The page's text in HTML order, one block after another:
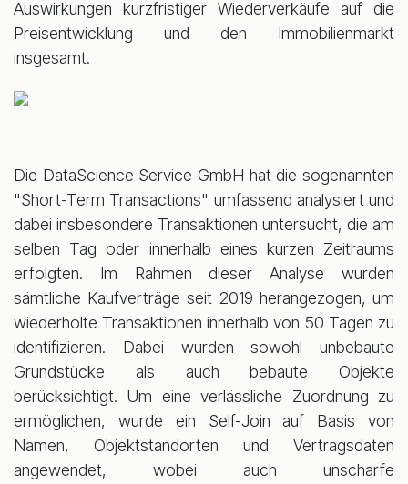
Auswirkungen kurzfristiger Wiederverkäufe auf die
Preisentwicklung und den Immobilienmarkt
insgesamt.
Die DataScience Service GmbH hat die sogenannten
"Short-Term Transactions" umfassend analysiert und
dabei insbesondere Transaktionen untersucht, die am
selben Tag oder innerhalb eines kurzen Zeitraums
erfolgten. Im Rahmen dieser Analyse wurden
sämtliche Kaufverträge seit 2019 herangezogen, um
wiederholte Transaktionen innerhalb von 50 Tagen zu
identifizieren. Dabei wurden sowohl unbebaute
Grundstücke als auch bebaute Objekte
berücksichtigt. Um eine verlässliche Zuordnung zu
ermöglichen, wurde ein Self-Join auf Basis von
Namen, Objektstandorten und Vertragsdaten
angewendet, wobei auch unscharfe